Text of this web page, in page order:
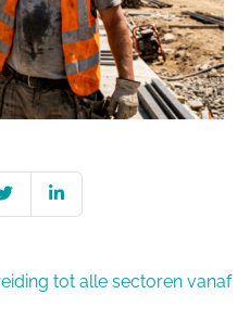
tot alle sectoren vanaf